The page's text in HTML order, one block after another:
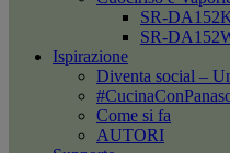
SR-
SR-
Ispirazione
Diventa social –
Come si fa
AUTORI